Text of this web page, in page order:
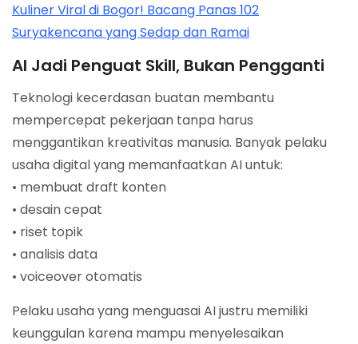
Kuliner Viral di Bogor! Bacang Panas 102
Suryakencana yang Sedap dan Ramai
AI Jadi Penguat Skill, Bukan Pengganti
Teknologi kecerdasan buatan membantu
mempercepat pekerjaan tanpa harus
menggantikan kreativitas manusia. Banyak pelaku
usaha digital yang memanfaatkan AI untuk:
• membuat draft konten
• desain cepat
• riset topik
• analisis data
• voiceover otomatis
Pelaku usaha yang menguasai AI justru memiliki
keunggulan karena mampu menyelesaikan